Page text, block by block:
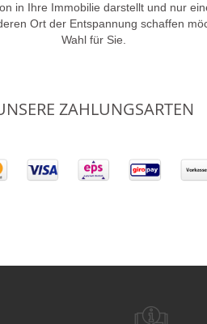
in Ihre Immobilie darstellt und nur
Ort der Entspannung schaffen
Wahl für Sie.
ZAHLUNGSARTEN